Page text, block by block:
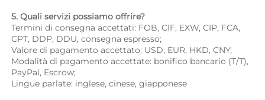
5. Quali servizi possiamo offrire?
Termini di consegna accettati: FOB, CIF, EXW, CIP, FCA,
CPT, DDP, DDU, consegna espresso;
Valore di pagamento accettato: USD, EUR, HKD, CNY;
Modalità di pagamento accettate: bonifico bancario (T/T),
PayPal, Escrow;
Lingue parlate: inglese, cinese, giapponese